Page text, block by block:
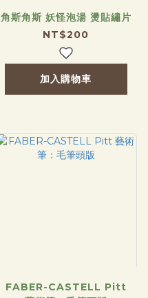
角斯角斯 妖怪泡湯 燙貼繡片
NT$200
加入購物車
FABER-CASTELL Pitt